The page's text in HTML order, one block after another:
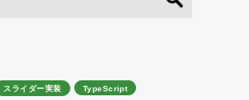
スライダー実装
TypeScript